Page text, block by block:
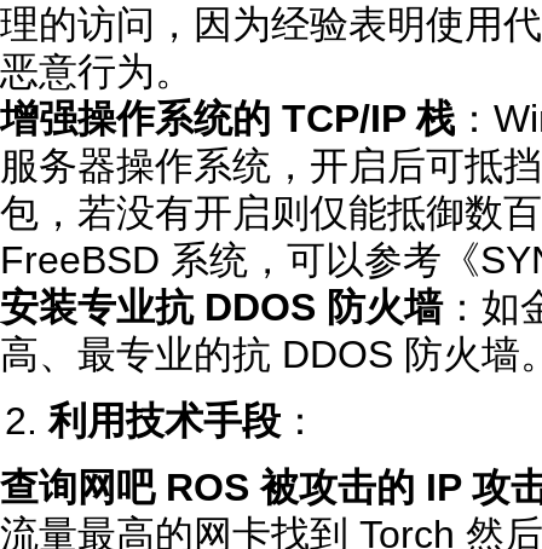
理的访问，因为经验表明使用
恶意行为。
增强操作系统的 TCP/IP 栈 ：
服务器操作系统，开启后可抵
包，若没有开启则仅能抵御数
FreeBSD 系统，可以参考《
安装专业抗 DDOS 防火墙：如
高、最专业的抗 DDOS 防火墙
利用技术手段 ：
查询网吧 ROS 被攻击的 IP 攻
流量最高的网卡找到 Torch 然